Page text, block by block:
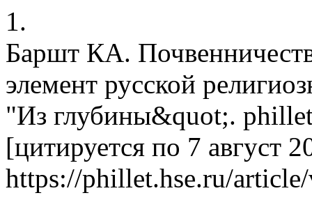
1.
Баршт КА.
элемент русской
"Из глубины&quot;.
[цитируется по 7 август
https://phillet.hse.ru/